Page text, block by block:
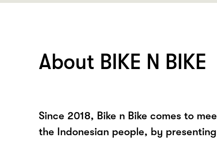
About BIKE N BIKE
Since 2018, Bike n Bike comes to
the Indonesian people, by